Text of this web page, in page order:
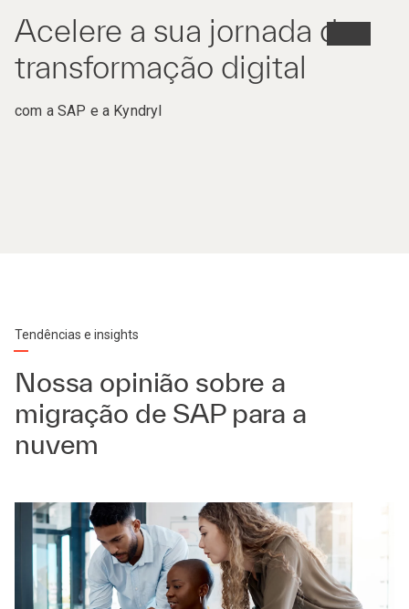
Acelere a sua jornada de
transformação digital
com a SAP e a Kyndryl
Tendências e insights
Nossa opinião sobre a
migração de SAP para a
nuvem